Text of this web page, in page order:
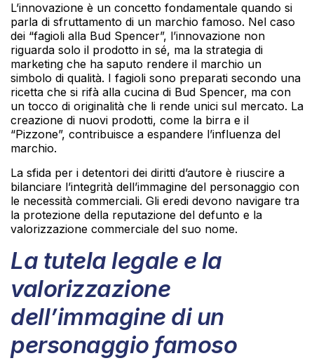
L’innovazione è un concetto fondamentale quando si
parla di sfruttamento di un marchio famoso. Nel caso
dei “fagioli alla Bud Spencer”, l’innovazione non
riguarda solo il prodotto in sé, ma la strategia di
marketing che ha saputo rendere il marchio un
simbolo di qualità. I fagioli sono preparati secondo una
ricetta che si rifà alla cucina di Bud Spencer, ma con
un tocco di originalità che li rende unici sul mercato. La
creazione di nuovi prodotti, come la birra e il
“Pizzone”, contribuisce a espandere l’influenza del
marchio.
La sfida per i detentori dei diritti d’autore è riuscire a
bilanciare l’integrità dell’immagine del personaggio con
le necessità commerciali. Gli eredi devono navigare tra
la protezione della reputazione del defunto e la
valorizzazione commerciale del suo nome.
La tutela legale e la
valorizzazione
dell’immagine di un
personaggio famoso